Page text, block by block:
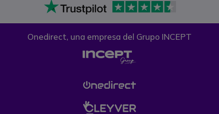
Onedirect, una empresa del Grupo INCEPT